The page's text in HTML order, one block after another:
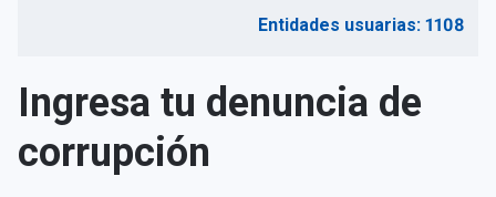
Entidades usuarias: 1108
Ingresa tu denuncia de
corrupción